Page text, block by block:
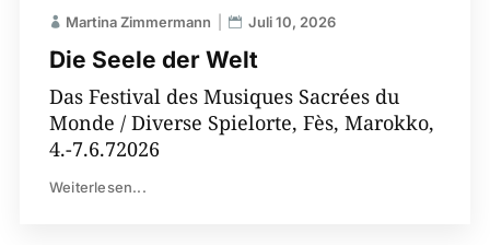
Die Seele der Welt
Martina Zimmermann Juli 10, 2026
Das Festival des Musiques Sacrées du
Monde / Diverse Spielorte, Fès, Marokko,
4.-7.6.72026
Weiterlesen...